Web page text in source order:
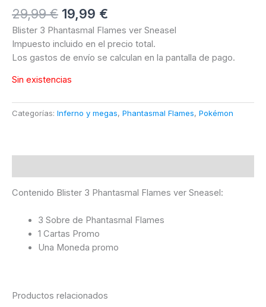
29,99€ El
precio
original
era:
19,99 €
precio
actual
es:
Blister 3 Phantasmal Flames ver Sneasel
Impuesto incluido en el precio total.
Los gastos de envío se calculan en la pantalla de pago.
Sin existencias
Categorías: Inferno y megas, Phantasmal Flames, Pokémon
Contenido Blister 3 Phantasmal Flames ver Sneasel:
3 Sobre de Phantasmal Flames
1 Cartas Promo
Una Moneda promo
Productos relacionados